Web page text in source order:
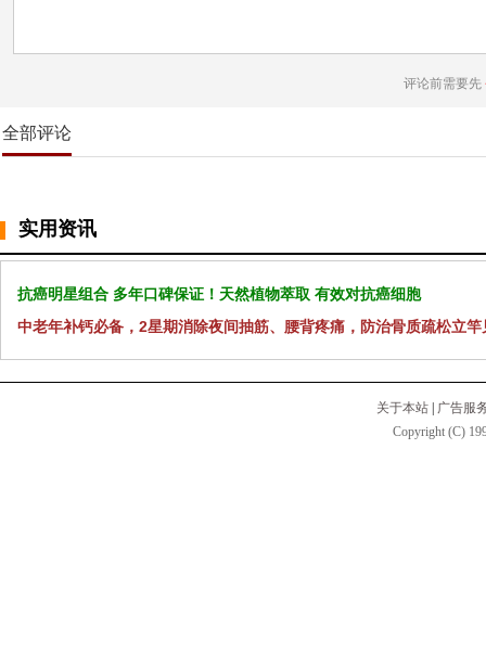
评论前需要先
全部评论
实用资讯
抗癌明星组合 多年口碑保证！天然植物萃取 有效对抗癌细胞
中老年补钙必备，2星期消除夜间抽筋、腰背疼痛，防治骨质疏松立竿
关于本站
广告服
Copyright (C)